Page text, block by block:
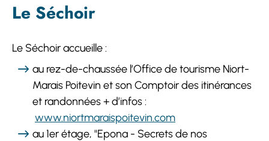
Le Séchoir
Le Séchoir accueille :
au rez-de-chaussée l’Office de tourisme Niort-
Marais Poitevin et son Comptoir des itinérances
et randonnées + d’infos :
www.niortmaraispoitevin.com
au 1er étage, "Epona - Secrets de nos